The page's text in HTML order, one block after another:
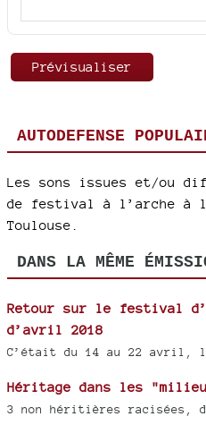
AUTODEFENSE
Les sons issues et/ou
de festival à l’arche à
Toulouse.
DANS LA MÊME
Retour sur le festival
d’avril 2018
C’était du 14 au 22 avril,
Héritage dans les
3 non héritières racisées,